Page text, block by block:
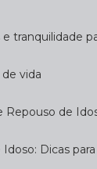
tranquilidade
vida
Repouso de
Idoso: Dicas